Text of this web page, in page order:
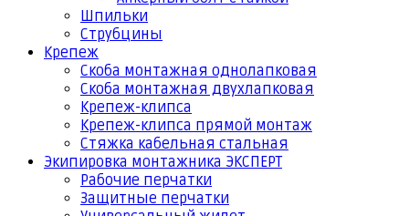
Шпильки
Струбцины
Крепеж
Скоба монтажная однолапковая
Скоба монтажная двухлапковая
Крепеж-клипса
Крепеж-клипса прямой монтаж
Стяжка кабельная стальная
Экипировка монтажника ЭКСПЕРТ
Рабочие перчатки
Защитные перчатки